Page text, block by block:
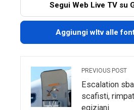
Segui Web Live TV su
Aggiungi wltv alle
PREVIOUS POST
Escalation
scafisti,
egiziani